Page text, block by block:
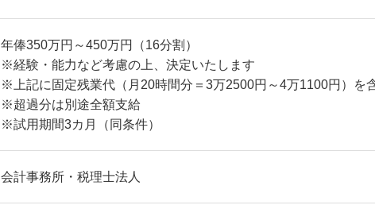
年俸350万円～450万円（16分割）
※経験・能力など考慮の上、決定いたします
※上記に固定残業代（月20時間分＝3万2500円～4万1100円）を
※超過分は別途全額支給
※試用期間3カ月（同条件）
会計事務所・税理士法人